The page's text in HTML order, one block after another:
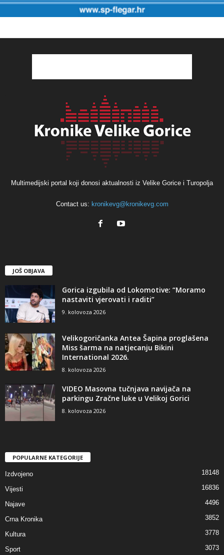
Multimedijski portal koji donosi aktualnosti iz Velike Gorice i Turopolja
Contact us: kronikevg@kronikevg.com
JOŠ OBJAVA
Gorica izgubila od Lokomotive: “Moramo
nastaviti vjerovati i raditi”
9. kolovoza 2026
Velikogoričanka Antea Šapina proglašena
Miss šarma na natjecanju Bikini
International 2026.
8. kolovoza 2026
VIDEO Masovna tučnjava navijača na
parkingu Zračne luke u Velikoj Gorici
8. kolovoza 2026
POPULARNE KATEGORIJE
Izdvojeno 18148
Vijesti 16836
Najave 4496
Crna Kronika 3852
Kultura 3778
Sport 3073